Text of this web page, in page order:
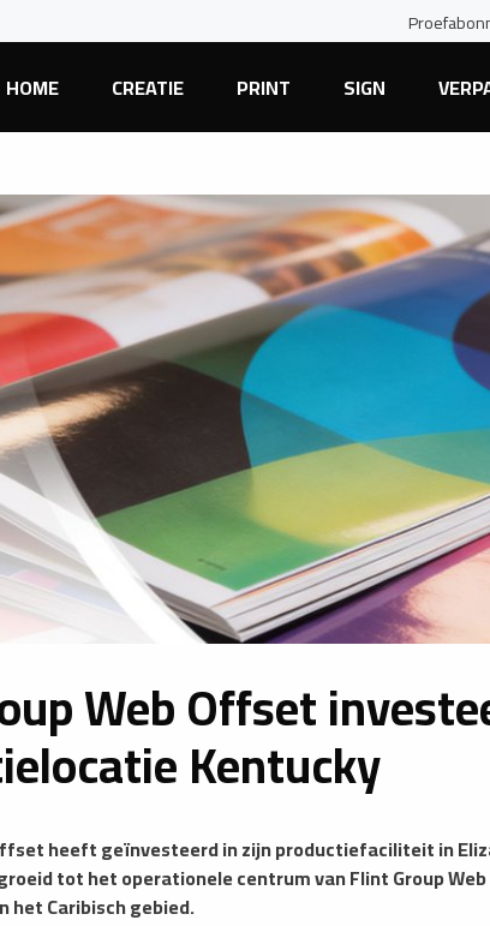
HOME CREATIE PRINT SIGN
Web Offset
Kentucky
heeft geïnvesteerd in zijn productiefaciliteit in
tot het operationele centrum van Flint Group
het Caribisch gebied.